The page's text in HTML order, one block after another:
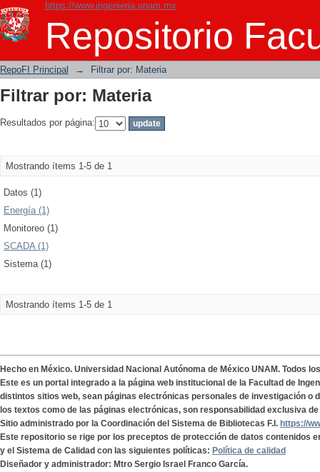
https://www.ingenieria.unam.mx
Repositorio
Filtrar por: Materia
RepoFI Principal → Filtrar por: Materia
Filtrar por: Materia
Resultados por página:
Mostrando ítems 1-5 de 1
Datos (1)
Energía (1)
Monitoreo (1)
SCADA (1)
Sistema (1)
Mostrando ítems 1-5 de 1
Hecho en México. Universidad Nacional Autónoma de México UNAM. Todos
Este es un portal integrado a la página web institucional de la Facultad de
distintos sitios web, sean páginas electrónicas personales de investigación o
los textos como de las páginas electrónicas, son responsabilidad exclusiva
Sitio administrado por la Coordinación del Sistema de Bibliotecas F.I. https://
Este repositorio se rige por los preceptos de protección de datos contenidos
y el Sistema de Calidad con las siguientes políticas: Política de calidad
Diseñador y administrador: Mtro Sergio Israel Franco García.